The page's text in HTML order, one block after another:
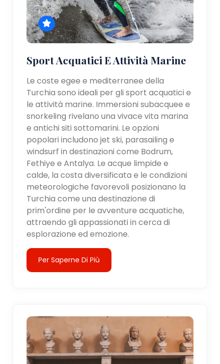
Sport Acquatici E Attività Marine
Le coste egee e mediterranee della
Turchia sono ideali per gli sport acquatici e
le attività marine. Immersioni subacquee e
snorkeling rivelano una vivace vita marina
e antichi siti sottomarini. Le opzioni
popolari includono jet ski, parasailing e
windsurf in destinazioni come Bodrum,
Fethiye e Antalya. Le acque limpide e
calde, la costa diversificata e le condizioni
meteorologiche favorevoli posizionano la
Turchia come una destinazione di
prim'ordine per le avventure acquatiche,
attraendo gli appassionati in cerca di
esplorazione ed emozione.
Per Saperne Di Più